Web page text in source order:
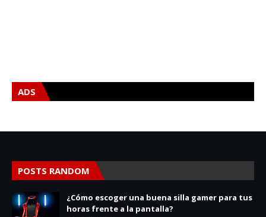
ADS
POSTS RANDOM
¿Cómo escoger una buena silla gamer para tus
horas frente a la pantalla?